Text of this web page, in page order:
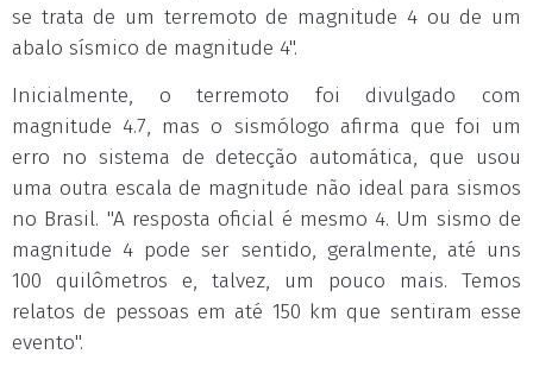
se trata de um terremoto de magnitude 4 ou de um
abalo sísmico de magnitude 4".
Inicialmente, o terremoto foi divulgado com
magnitude 4.7, mas o sismólogo afirma que foi um
erro no sistema de detecção automática, que usou
uma outra escala de magnitude não ideal para sismos
no Brasil. "A resposta oficial é mesmo 4. Um sismo de
magnitude 4 pode ser sentido, geralmente, até uns
100 quilômetros e, talvez, um pouco mais. Temos
relatos de pessoas em até 150 km que sentiram esse
evento".